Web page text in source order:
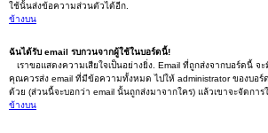
ใช้นั้นส่งข้อความส่วนตัวได้อีก.
ข้างบน
ฉันได้รับ email รบกวนจากผู้ใช้ในบอร์ดนี้!
เราขอแสดงความเสียใจเป็นอย่างยิ่ง. Email ที่ถูกส่งจากบอร์ดนี้ จ
คุณควรส่ง email ที่มีข้อความทั้งหมด ไปให้ administrator ของบอ
ด้วย (ส่วนนี้จะบอกว่า email นั้นถูกส่งมาจากใคร) แล้วเขาจะจัดการใ
ข้างบน